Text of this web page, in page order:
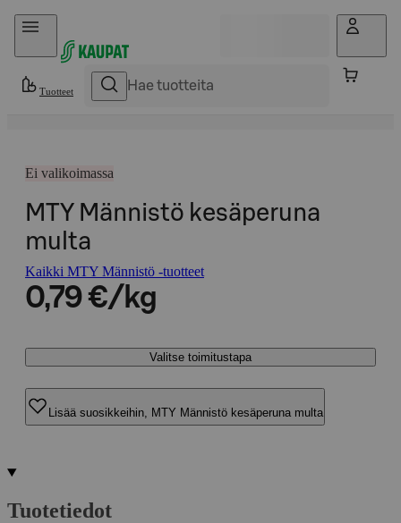
Hyppää sisältöön
Tuotteet
Ei valikoimassa
MTY Männistö kesäperuna
multa
Kaikki MTY Männistö -tuotteet
0,79 €/kg
Valitse toimitustapa
Lisää suosikkeihin, MTY Männistö kesäperuna multa
Tuotetiedot